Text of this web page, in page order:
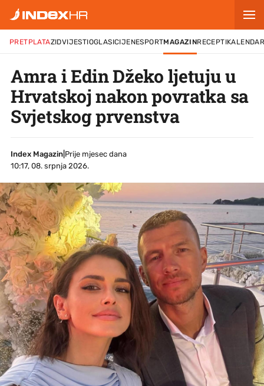
PRETPLATAZIDVIJESTIOGLASICIJENESPORTMAGAZINRECEPTI
Amra i Edin Džeko ljetuju u
Hrvatskoj nakon povratka sa
Svjetskog prvenstva
Index Magazin
Prije mjesec dana
10:17, 08. srpnja 2026.